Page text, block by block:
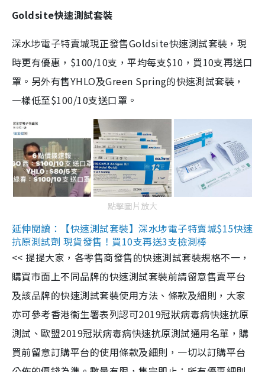
Goldsite快速測試套裝
深水埗電子特賣城現正發售Goldsite快速測試套裝，現
時更有優惠，$100/10支，平均每支$10，買10支再送口
罩。另外有售YHLO及Green Spring的快速測試套裝，
一樣低至$100/10支送口罩。
點擊圖片放大
延伸閱讀：【快速測試套裝】深水埗電子特賣城$15快速
抗原測試劑 現貨發售！買10支再送3支檢測棒
<< 提提大家，各零售商發售的快速測試套裝規格不一，
購買市面上不同品牌的快速測試套裝前請留意售賣平台
及該品牌的快速測試套裝使用方法、條款及細則，大家
亦可參考香港衞生署表列認可2019冠狀病毒病快速抗原
測試、歐盟2019冠狀病毒病快速抗原測試通用名單，購
買前留意訂購平台的使用條款及細則，一切以訂購平台